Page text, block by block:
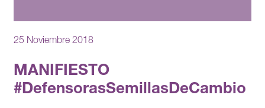
25 Noviembre 2018
MANIFIESTO
#DefensorasSemillasDeCambio